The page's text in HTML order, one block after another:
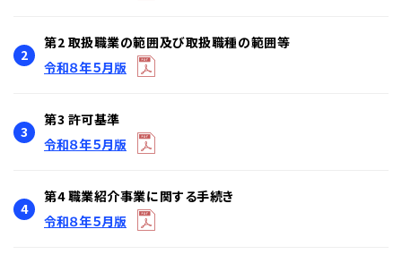
2
第2 取扱職業の範囲及び取扱職種の範囲等
令和８年５月版
3
第3 許可基準
令和８年５月版
4
第4 職業紹介事業に関する手続き
令和８年５月版